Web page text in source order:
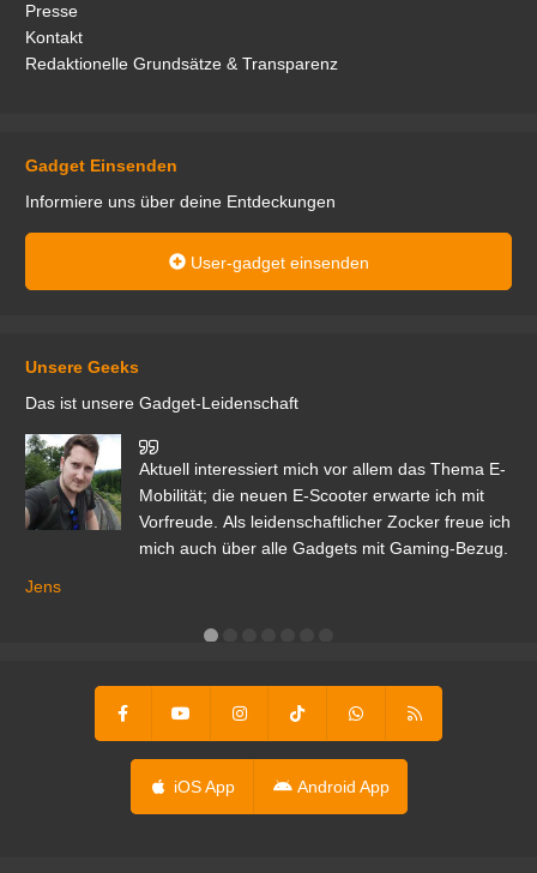
Presse
Kontakt
Redaktionelle Grundsätze & Transparenz
Gadget Einsenden
Informiere uns über deine Entdeckungen
User-gadget einsenden
Unsere Geeks
Das ist unsere Gadget-Leidenschaft
Aktuell interessiert mich vor allem das Thema E-
Mobilität; die neuen E-Scooter erwarte ich mit
Vorfreude. Als leidenschaftlicher Zocker freue ich
mich auch über alle Gadgets mit Gaming-Bezug.
Jens
iOS App Android App